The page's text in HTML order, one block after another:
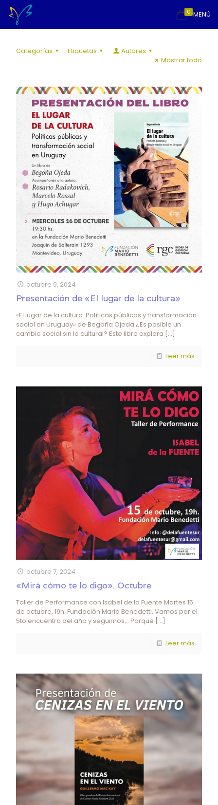
MENÚ
0
Categorías Etiquetas
Autores
Mostrar todo
octubre 9, 2024
Presentación de «El lugar de la cultura»
«El lugar de la cultura. Políticas públicas y transformación
social en Uruguay» de Begoña Ojeda ¿Es posible un
cambio social sin lo cultural? Este libro explora […]
Leer más
octubre 7, 2024
«Mirá cómo te lo digo». Octubre
Taller de Performance con Isabel de la Fuente Martes 15
de octubre, 19h. Fundación Mario Benedetti. Vamos por el
5to encuentro del año y seguimos… Porque […]
Leer más